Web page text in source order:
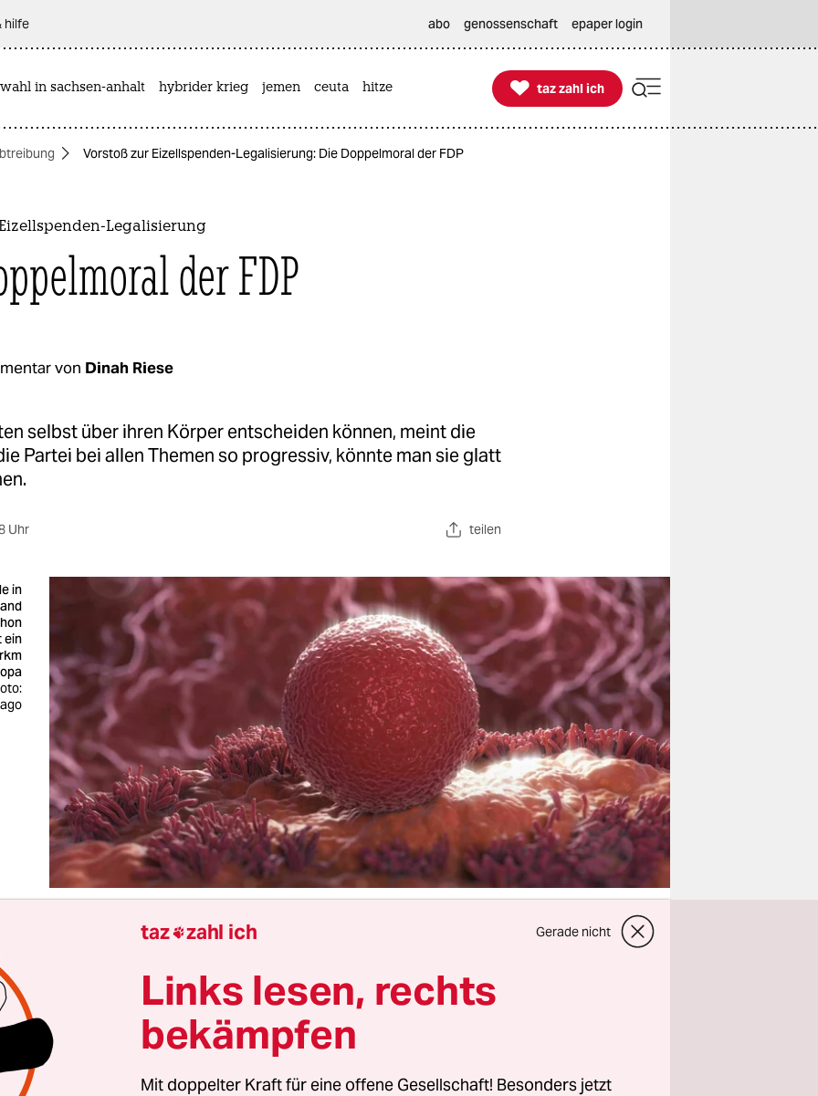
hilfe abo genossenschaft epaper login
in sachsen-anhalt hybrider krieg jemen ceuta hitze 
taz zahl ich
taz zahl ich
Vorstoß zur Eizellspenden-Legalisierung: Die Doppelmoral der FDP
Legalisierung
der FDP
von Dinah Riese
selbst über ihren Körper entscheiden können, meint die
Partei bei allen Themen so progressiv, könnte man sie glatt
Uhr teilen
in
ein
kommt mal eine progressive Wortmeldung seitens der
Frauen könnten „sehr gut“ selbst entscheiden. Es sei
dass „veraltete Argumente bis heute eine
begründen“.
taz zahl ich Gerade nicht
Links lesen, rechts
bekämpfen
Mit doppelter Kraft für eine offene Gesellschaft! Besonders jetzt